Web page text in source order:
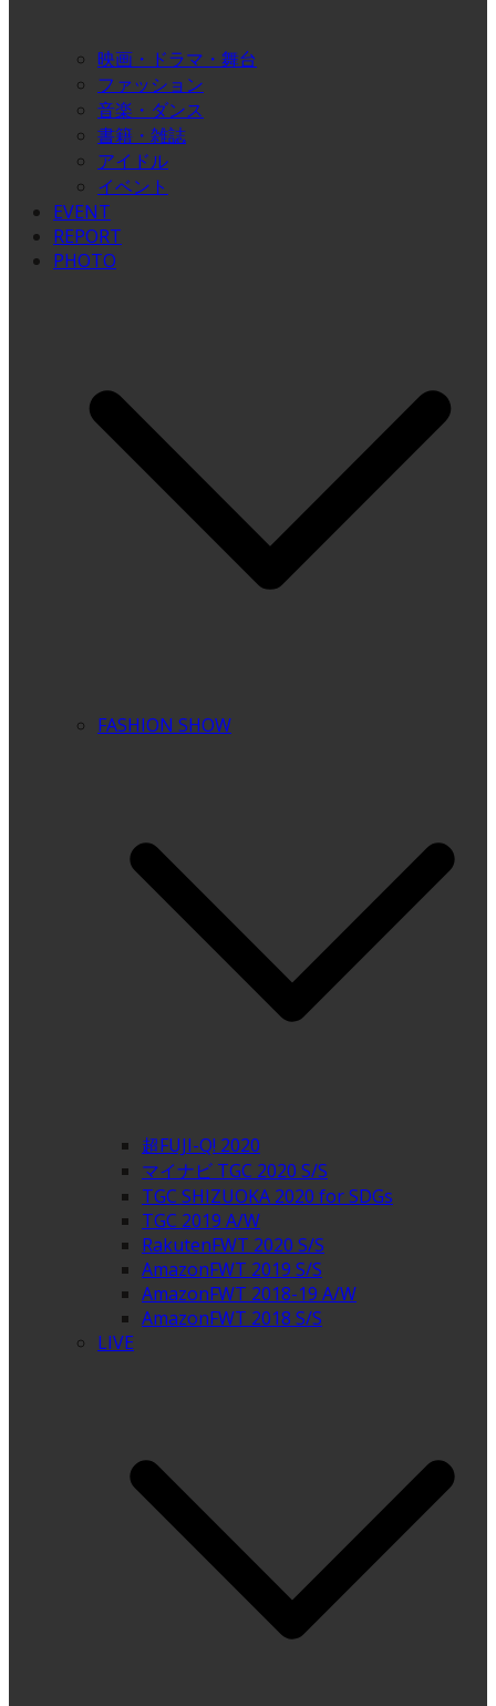
映画・ドラマ・舞台
ファッション
音楽・ダンス
書籍・雑誌
アイドル
イベント
EVENT
REPORT
PHOTO
FASHION SHOW
超FUJI-Q! 2020
マイナビ TGC 2020 S/S
TGC SHIZUOKA 2020 for SDGs
TGC 2019 A/W
RakutenFWT 2020 S/S
AmazonFWT 2019 S/S
AmazonFWT 2018-19 A/W
AmazonFWT 2018 S/S
LIVE